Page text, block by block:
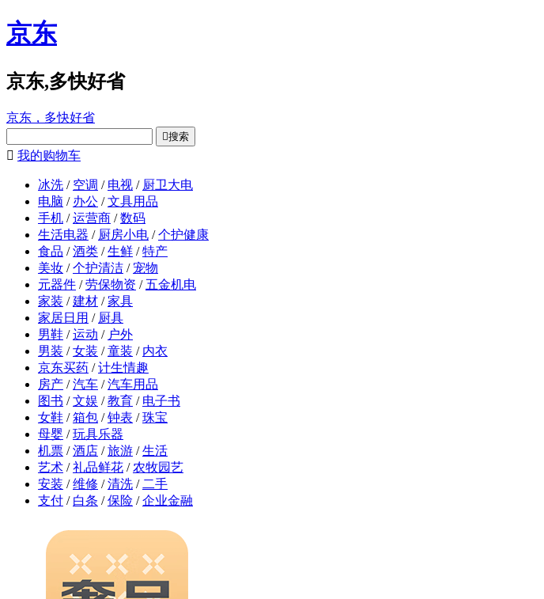
京东
京东,多快好省
京东，多快好省
搜索
 我的购物车
冰洗 / 空调 / 电视 / 厨卫大电
电脑 / 办公 / 文具用品
手机 / 运营商 / 数码
生活电器 / 厨房小电 / 个护健康
食品 / 酒类 / 生鲜 / 特产
美妆 / 个护清洁 / 宠物
元器件 / 劳保物资 / 五金机电
家装 / 建材 / 家具
家居日用 / 厨具
男鞋 / 运动 / 户外
男装 / 女装 / 童装 / 内衣
京东买药 / 计生情趣
房产 / 汽车 / 汽车用品
图书 / 文娱 / 教育 / 电子书
女鞋 / 箱包 / 钟表 / 珠宝
母婴 / 玩具乐器
机票 / 酒店 / 旅游 / 生活
艺术 / 礼品鲜花 / 农牧园艺
安装 / 维修 / 清洗 / 二手
支付 / 白条 / 保险 / 企业金融